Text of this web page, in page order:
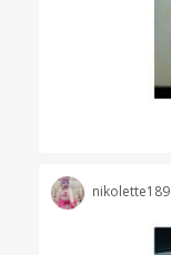
nikolette189